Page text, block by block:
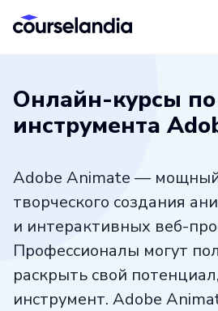
Онлайн-курсы
инструмента
Adobe Animate —
творческого создания
и интерактивных веб-
Профессионалы могут
раскрыть свой
инструмент. Adobe